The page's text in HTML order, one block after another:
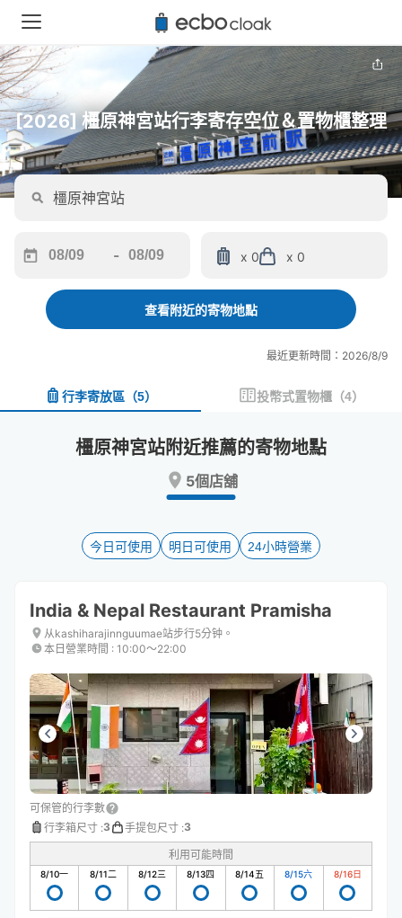
[2026] 橿原神宮站行李寄存空位＆置物櫃整理
forward
interact
and
date.
the
keyboard
shortcuts
for
changing
dates.
-
backward
interact
and
a
date.
key
to
keyboard
shortcuts
for
changing
dates.
x 0 x 0
查看附近的寄物地點
最近更新時間：2026/8/9
行李寄放區 （5） 投幣式置物櫃 （4）
橿原神宮站附近推薦的寄物地點
5個店舖
今日可使用 明日可使用 24小時營業
India & Nepal Restaurant Pramisha
从kashiharajinnguumae站步行5分钟。
本日營業時間 : 10:00〜22:00
可保管的行李數
行李箱尺寸 :3 手提包尺寸 :3
利用可能時間
8/10一 8/11二 8/12三 8/13四 8/14五 8/15六 8/16日